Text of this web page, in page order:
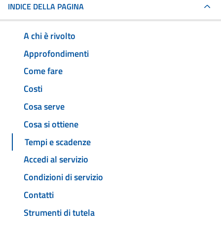
INDICE DELLA PAGINA
A chi è rivolto
Approfondimenti
Come fare
Costi
Cosa serve
Cosa si ottiene
Tempi e scadenze
Accedi al servizio
Condizioni di servizio
Contatti
Strumenti di tutela